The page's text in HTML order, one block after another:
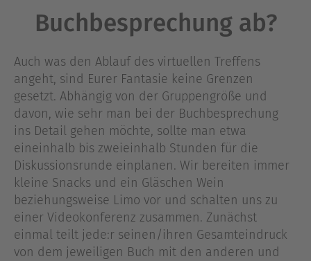
Buchbesprechung ab?
Auch was den Ablauf des virtuellen Treffens
angeht, sind Eurer Fantasie keine Grenzen
gesetzt. Abhängig von der Gruppengröße und
davon, wie sehr man bei der Buchbesprechung
ins Detail gehen möchte, sollte man etwa
eineinhalb bis zweieinhalb Stunden für die
Diskussionsrunde einplanen. Wir bereiten immer
kleine Snacks und ein Gläschen Wein
beziehungsweise Limo vor und schalten uns zu
einer Videokonferenz zusammen. Zunächst
einmal teilt jede:r seinen/ihren Gesamteindruck
von dem jeweiligen Buch mit den anderen und